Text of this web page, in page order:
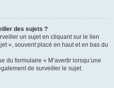
des sujets ?
un sujet en cliquant sur le lien
», souvent placé en haut et en bas du
du formulaire « M’avertir lorsqu’une
de surveiller le sujet.